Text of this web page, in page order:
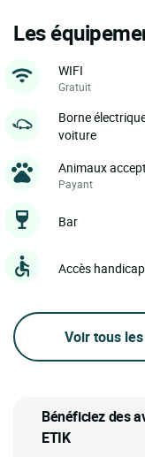
Les
WIFI
Gratuit
Borne
voiture
Animaux
Payant
Bar
Accès
Voir tous
Bénéficiez des
ETIK